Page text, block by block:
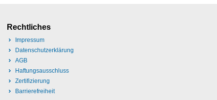
Rechtliches
Impressum
Datenschutzerklärung
AGB
Haftungsausschluss
Zertifizierung
Barrierefreiheit